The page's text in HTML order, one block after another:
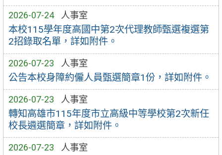
2026-07-24 人事室
本校115學年度高國中第2次代理教師甄選複選第
2招錄取名單，詳如附件。
2026-07-23 人事室
公告本校身障約僱人員甄選簡章1份，詳如附件。
2026-07-23 人事室
轉知高雄市115年度市立高級中等學校第2次新任
校長遴選簡章，詳如附件。
2026-07-23 人事室